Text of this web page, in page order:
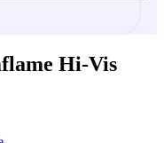
Hi-Vis